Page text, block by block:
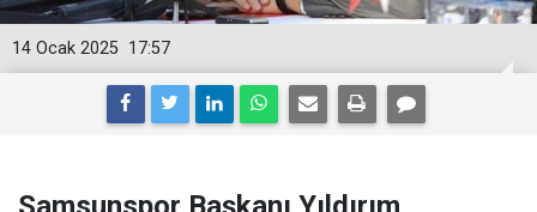
17:57
14 Ocak 2025